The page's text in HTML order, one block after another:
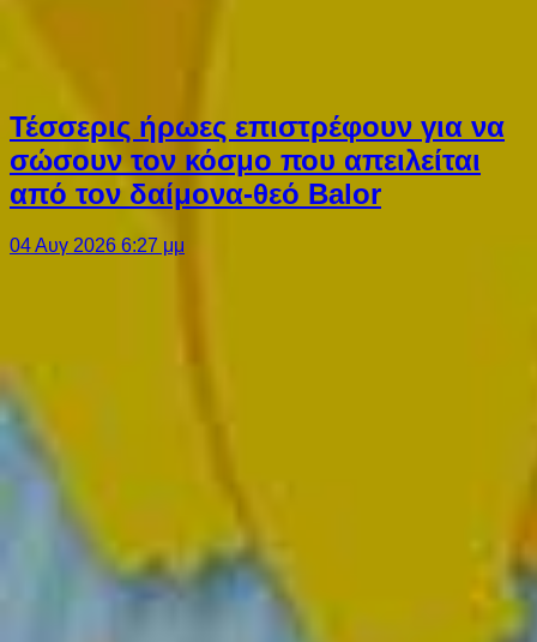
Τέσσερις ήρωες επιστρέφουν για να
σώσουν τον κόσμο που απειλείται
από τον δαίμονα-θεό Balor
04 Αυγ 2026 6:27 μμ